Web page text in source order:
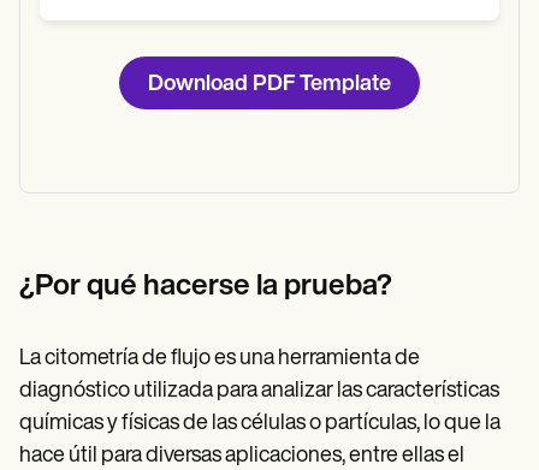
Download PDF Template
¿Por qué hacerse la prueba?
La citometría de flujo es una herramienta de
diagnóstico utilizada para analizar las características
químicas y físicas de las células o partículas, lo que la
hace útil para diversas aplicaciones, entre ellas el